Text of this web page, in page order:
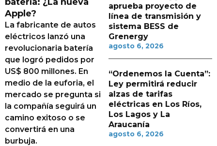
Apple?
La fabricante de autos
eléctricos lanzó una
revolucionaria batería
que logró pedidos por
US$ 800 millones. En
medio de la euforia, el
mercado se pregunta si
la compañía seguirá un
camino exitoso o se
convertirá en una
burbuja.
aprueba proyecto de
línea de transmisión y
sistema BESS de
Grenergy
agosto 6, 2026
“Ordenemos la Cuenta”:
Ley permitirá reducir
alzas de tarifas
eléctricas en Los Ríos,
Los Lagos y La
Araucanía
agosto 6, 2026